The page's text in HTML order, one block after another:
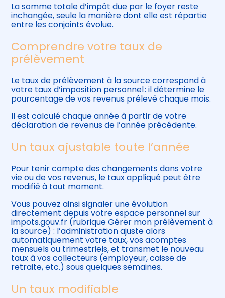
La somme totale d’impôt due par le foyer reste
inchangée, seule la manière dont elle est répartie
entre les conjoints évolue.
Comprendre votre taux de
prélèvement
Le taux de prélèvement à la source correspond à
votre taux d’imposition personnel : il détermine le
pourcentage de vos revenus prélevé chaque mois.
Il est calculé chaque année à partir de votre
déclaration de revenus de l’année précédente.
Un taux ajustable toute l’année
Pour tenir compte des changements dans votre
vie ou de vos revenus, le taux appliqué peut être
modifié à tout moment.
Vous pouvez ainsi signaler une évolution
directement depuis votre espace personnel sur
impots.gouv.fr (rubrique Gérer mon prélèvement à
la source) : l’administration ajuste alors
automatiquement votre taux, vos acomptes
mensuels ou trimestriels, et transmet le nouveau
taux à vos collecteurs (employeur, caisse de
retraite, etc.) sous quelques semaines.
Un taux modifiable